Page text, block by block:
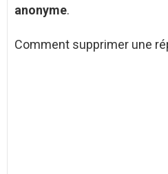
anonyme.
Comment supprimer une